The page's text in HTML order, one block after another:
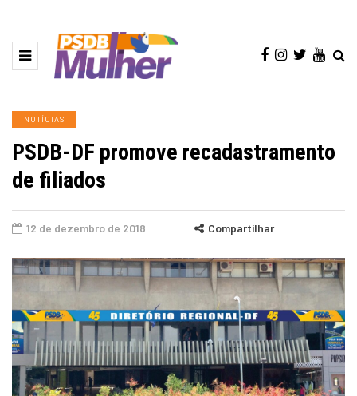
NOTÍCIAS
PSDB-DF promove recadastramento
de filiados
12 de dezembro de 2018 Compartilhar